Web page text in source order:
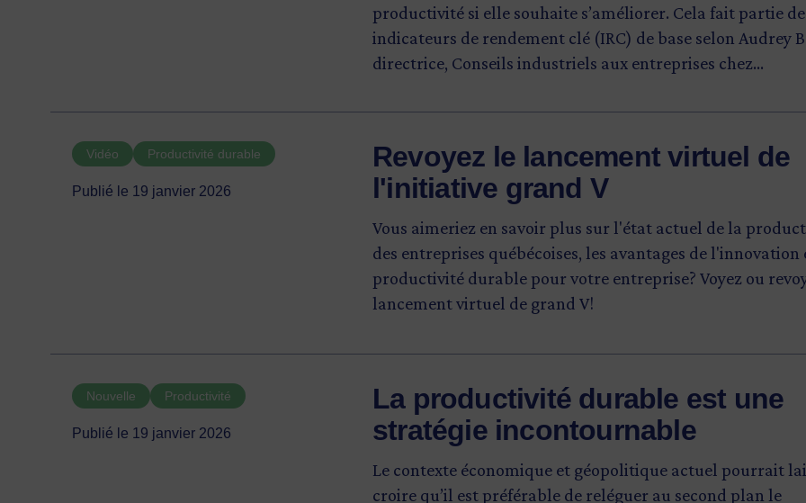
productivité si elle souhaite s’améliorer. Cela fait partie
indicateurs de rendement clé (IRC) de base selon Audrey
directrice, Conseils industriels aux entreprises chez
Vidéo Productivité durable
Publié le 19 janvier 2026
Revoyez le lancement virtuel de
l'initiative grand V
Vous aimeriez en savoir plus sur l'état actuel de la
des entreprises québécoises, les avantages de l'innovation
productivité durable pour votre entreprise? Voyez ou
lancement virtuel de grand V!
Nouvelle Productivité
Publié le 19 janvier 2026
La productivité durable est une
stratégie incontournable
Le contexte économique et géopolitique actuel pourrait
croire qu’il est préférable de reléguer au second plan le